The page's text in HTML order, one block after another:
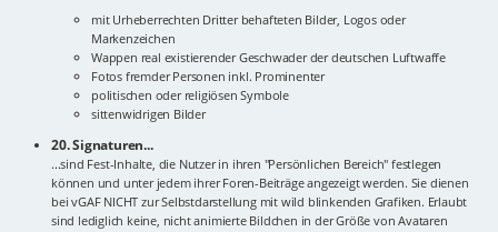
mit Urheberrechten Dritter behafteten Bilder, Logos oder
Markenzeichen
Wappen real existierender Geschwader der deutschen Luftwaffe
Fotos fremder Personen inkl. Prominenter
politischen oder religiösen Symbole
sittenwidrigen Bilder
20. Signaturen...
...sind Fest-Inhalte, die Nutzer in ihren "Persönlichen Bereich" festlegen
können und unter jedem ihrer Foren-Beiträge angezeigt werden. Sie dienen
bei vGAF NICHT zur Selbstdarstellung mit wild blinkenden Grafiken. Erlaubt
sind lediglich keine, nicht animierte Bildchen in der Größe von Avataren